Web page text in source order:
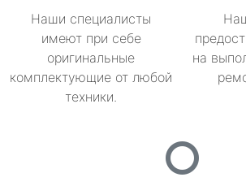
Наши специалисты
имеют при себе
оригинальные
комплектующие от любой
техники.
на